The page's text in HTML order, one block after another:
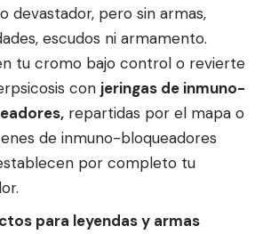
devastador, pero sin armas,
escudos ni armamento.
tu cromo bajo control o revierte
con jeringas de inmuno-
repartidas por el mapa o
de inmuno-bloqueadores
por completo tu
para leyendas y armas